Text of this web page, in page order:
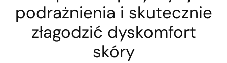
podrażnienia i skutecznie
złagodzić dyskomfort
skóry